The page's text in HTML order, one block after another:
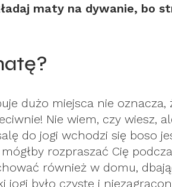
maty na dywanie, bo
dużo miejsca nie oznacza,
Nie wiem, czy wiesz,
do jogi wchodzi się boso
rozpraszać Cię
również w domu,
jogi było czyste i